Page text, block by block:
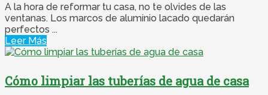
A la hora de reformar tu casa, no te olvides de las
ventanas. Los marcos de aluminio lacado quedarán
perfectos ...
Leer Más
Cómo limpiar las tuberías de agua de casa